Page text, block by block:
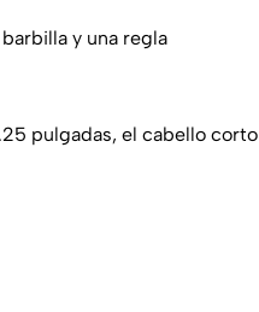
y una regla
pulgadas, el cabello corto